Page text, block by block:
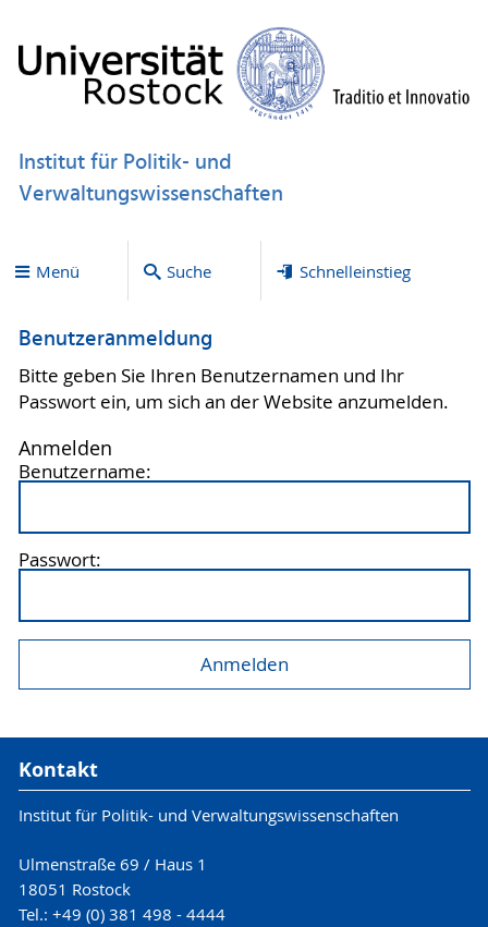
Institut für Politik- und
Verwaltungswissenschaften
Menü Suche Schnelleinstieg
Benutzeranmeldung
Bitte geben Sie Ihren Benutzernamen und Ihr
Passwort ein, um sich an der Website anzumelden.
Anmelden
Benutzername:
Passwort:
Kontakt
Institut für Politik- und Verwaltungswissenschaften
Ulmenstraße 69 / Haus 1
18051 Rostock
Tel.: +49 (0) 381 498 - 4444